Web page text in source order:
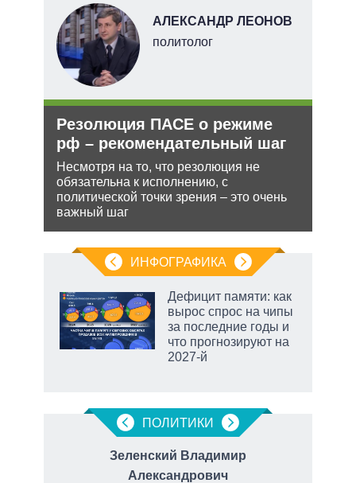
АЛЕКСАНДР ЛЕОНОВ
политолог
Резолюция ПАСЕ о режиме
рф – рекомендательный шаг
Несмотря на то, что резолюция не
обязательна к исполнению, с
политической точки зрения – это очень
важный шаг
ИНФОГРАФИКА
Дефицит памяти: как
вырос спрос на чипы
за последние годы и
что прогнозируют на
2027-й
ПОЛИТИКИ
Зеленский Владимир
Александрович